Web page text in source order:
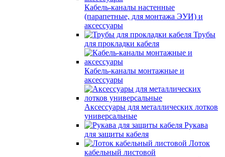
Кабель-каналы настенные
(парапетные, для монтажа ЭУИ) и
аксессуары
Трубы
для прокладки кабеля
Кабель-каналы монтажные и
аксессуары
Аксессуары для металлических лотков
универсальные
Рукава
для защиты кабеля
Лоток
кабельный листовой